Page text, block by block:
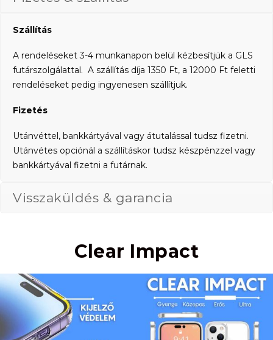
Szállítás
A rendeléseket 3-4 munkanapon belül kézbesítjük a GLS
futárszolgálattal. A szállítás díja 1350 Ft, a 12000 Ft feletti
rendeléseket pedig ingyenesen szállítjuk.
Fizetés
Utánvéttel, bankkártyával vagy átutalással tudsz fizetni.
Utánvétes opciónál a szállításkor tudsz készpénzzel vagy
bankkártyával fizetni a futárnak.
Visszaküldés & garancia
Clear Impact